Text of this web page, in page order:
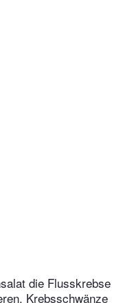
die Flusskrebse
Krebsschwänze